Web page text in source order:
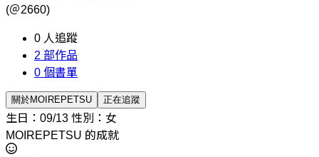
(＠2660)
0 人追蹤
2 部作品
0 個書單
關於MOIREPETSU 正在追蹤
生日：09/13 性別：女
MOIREPETSU 的成就